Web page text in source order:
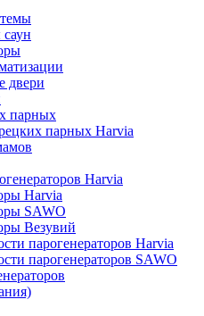
двери
парных
парных Harvia
Harvia
Harvia
SAWO
Везувий
парогенераторов Harvia
парогенераторов SAWO